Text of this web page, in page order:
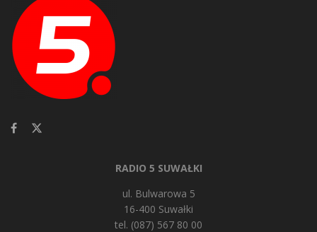
RADIO 5 SUWAŁKI
ul. Bulwarowa 5
16-400 Suwałki
tel. (087) 567 80 00